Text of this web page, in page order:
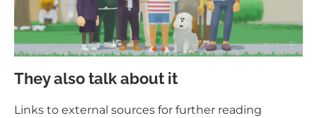
They also talk about it
Links to external sources for further reading